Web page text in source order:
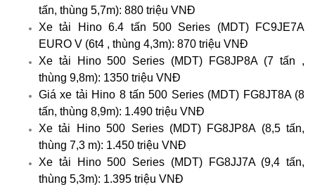
tấn, thùng 5,7m): 880 triệu VNĐ
Xe tải Hino 6.4 tấn 500 Series (MDT) FC9JE7A
EURO V (6t4 , thùng 4,3m): 870 triệu VNĐ
Xe tải Hino 500 Series (MDT) FG8JP8A (7 tấn ,
thùng 9,8m): 1350 triệu VNĐ
Giá xe tải Hino 8 tấn 500 Series (MDT) FG8JT8A (8
tấn, thùng 8,9m): 1.490 triệu VNĐ
Xe tải Hino 500 Series (MDT) FG8JP8A (8,5 tấn,
thùng 7,3 m): 1.450 triệu VNĐ
Xe tải Hino 500 Series (MDT) FG8JJ7A (9,4 tấn,
thùng 5,3m): 1.395 triệu VNĐ